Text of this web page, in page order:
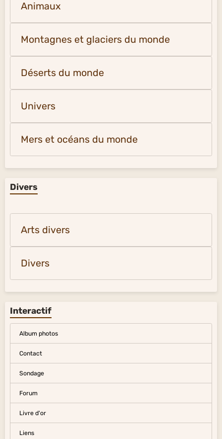
Animaux
Montagnes et glaciers du monde
Déserts du monde
Univers
Mers et océans du monde
Divers
Arts divers
Divers
Interactif
Album photos
Contact
Sondage
Forum
Livre d'or
Liens